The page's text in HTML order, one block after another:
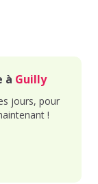
à Guilly
jours, pour
!